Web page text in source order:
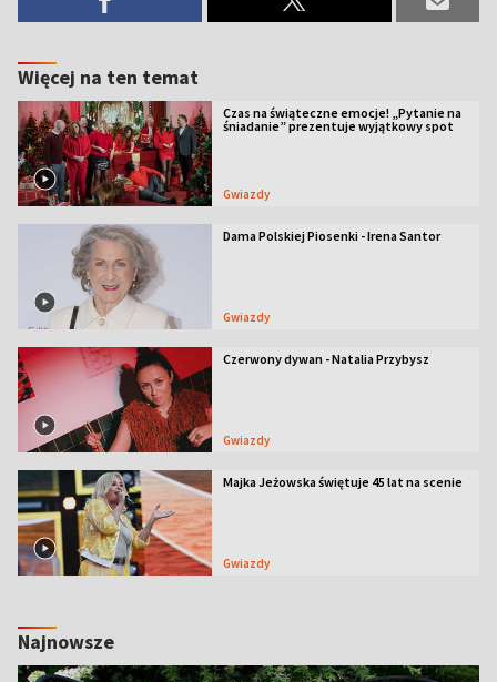
Więcej na ten temat
Czas na świąteczne emocje! „Pytanie na
śniadanie” prezentuje wyjątkowy spot
Gwiazdy
Dama Polskiej Piosenki - Irena Santor
Gwiazdy
Czerwony dywan - Natalia Przybysz
Gwiazdy
Majka Jeżowska świętuje 45 lat na scenie
Gwiazdy
Najnowsze